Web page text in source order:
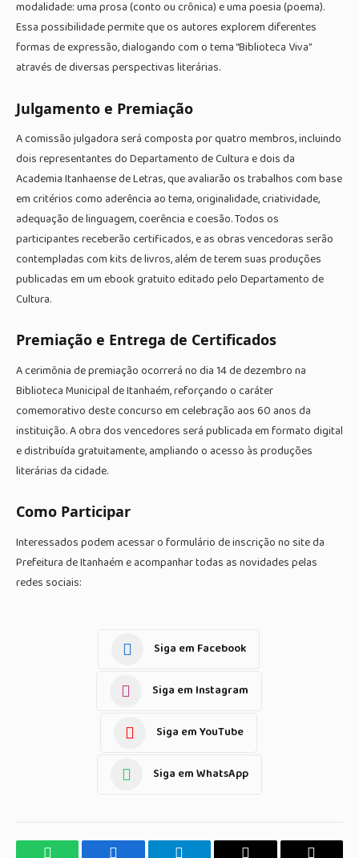
modalidade: uma prosa (conto ou crônica) e uma poesia (poema).
Essa possibilidade permite que os autores explorem diferentes
formas de expressão, dialogando com o tema “Biblioteca Viva”
através de diversas perspectivas literárias.
Julgamento e Premiação
A comissão julgadora será composta por quatro membros, incluindo
dois representantes do Departamento de Cultura e dois da
Academia Itanhaense de Letras, que avaliarão os trabalhos com base
em critérios como aderência ao tema, originalidade, criatividade,
adequação de linguagem, coerência e coesão. Todos os
participantes receberão certificados, e as obras vencedoras serão
contempladas com kits de livros, além de terem suas produções
publicadas em um ebook gratuito editado pelo Departamento de
Cultura.
Premiação e Entrega de Certificados
A cerimônia de premiação ocorrerá no dia 14 de dezembro na
Biblioteca Municipal de Itanhaém, reforçando o caráter
comemorativo deste concurso em celebração aos 60 anos da
instituição. A obra dos vencedores será publicada em formato digital
e distribuída gratuitamente, ampliando o acesso às produções
literárias da cidade.
Como Participar
Interessados podem acessar o formulário de inscrição no site da
Prefeitura de Itanhaém e acompanhar todas as novidades pelas
redes sociais:
Siga em Facebook
Siga em Instagram
Siga em YouTube
Siga em WhatsApp